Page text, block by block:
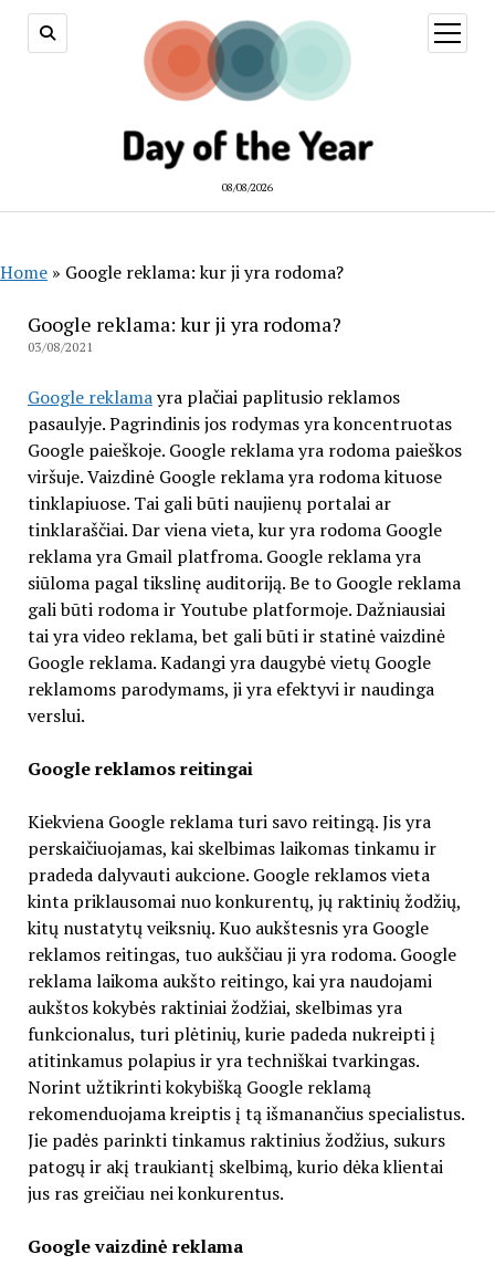
08/08/2026
open
menu
Home » Google reklama: kur ji yra rodoma?
Google reklama: kur ji yra rodoma?
03/08/2021
Google reklamayra plačiai paplitusio reklamos
pasaulyje. Pagrindinis jos rodymas yra koncentruotas
Google paieškoje. Google reklama yra rodoma paieškos
viršuje. Vaizdinė Google reklama yra rodoma kituose
tinklapiuose. Tai gali būti naujienų portalai ar
tinklaraščiai. Dar viena vieta, kur yra rodoma Google
reklama yra Gmail platfroma. Google reklama yra
siūloma pagal tikslinę auditoriją. Be to Google reklama
gali būti rodoma ir Youtube platformoje. Dažniausiai
tai yra video reklama, bet gali būti ir statinė vaizdinė
Google reklama. Kadangi yra daugybė vietų Google
reklamoms parodymams, ji yra efektyvi ir naudinga
verslui.
Google reklamos reitingai
Kiekviena Google reklama turi savo reitingą. Jis yra
perskaičiuojamas, kai skelbimas laikomas tinkamu ir
pradeda dalyvauti aukcione. Google reklamos vieta
kinta priklausomai nuo konkurentų, jų raktinių žodžių,
kitų nustatytų veiksnių. Kuo aukštesnis yra Google
reklamos reitingas, tuo aukščiau ji yra rodoma. Google
reklama laikoma aukšto reitingo, kai yra naudojami
aukštos kokybės raktiniai žodžiai, skelbimas yra
funkcionalus, turi plėtinių, kurie padeda nukreipti į
atitinkamus polapius ir yra techniškai tvarkingas.
Norint užtikrinti kokybišką Google reklamą
rekomenduojama kreiptis į tą išmanančius specialistus.
Jie padės parinkti tinkamus raktinius žodžius, sukurs
patogų ir akį traukiantį skelbimą, kurio dėka klientai
jus ras greičiau nei konkurentus.
Google vaizdinė reklama